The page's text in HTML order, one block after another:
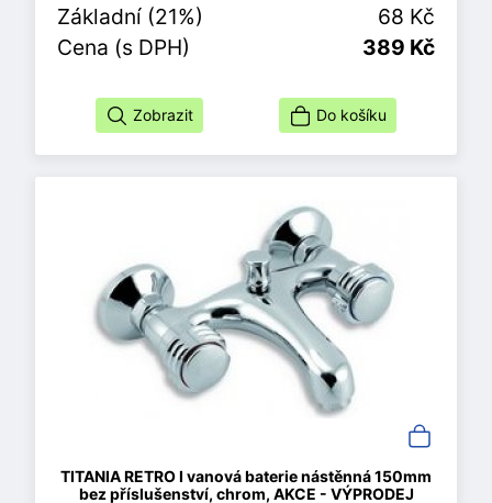
Základní (21%)
68 Kč
Cena (s DPH)
389 Kč
Zobrazit Do košíku
TITANIA RETRO I vanová baterie nástěnná 150mm
bez příslušenství, chrom, AKCE - VÝPRODEJ